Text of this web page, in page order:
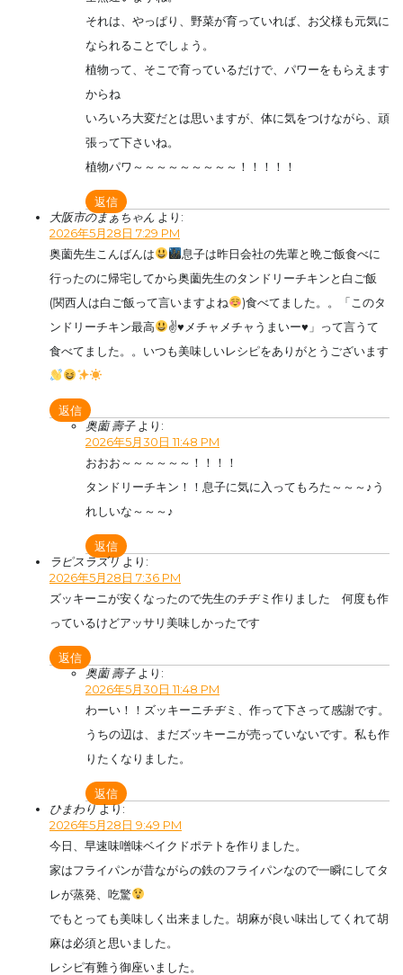
それは、やっぱり、野菜が育っていれば、お父様も元気に
なられることでしょう。
植物って、そこで育っているだけで、パワーをもらえます
からね
いろいろ大変だとは思いますが、体に気をつけながら、頑
張って下さいね。
植物パワ～～～～～～～～～！！！！！
返信
大阪市のまぁちゃん より:
2026年5月28日 7:29 PM
奥薗先生こんばんは
息子は昨日会社の先輩と晩ご飯食べに
行ったのに帰宅してから奥薗先生のタンドリーチキンと白ご飯
(関西人は白ご飯って言いますよね
)食べてました。。「このタ
ンドリーチキン最高
✌♥️ メチャメチャうまいー♥️ 」って言うて
食べてました。。いつも美味しいレシピをありがとうございます
返信
奥薗 壽子 より:
2026年5月30日 11:48 PM
おおお～～～～～～！！！！
タンドリーチキン！！息子に気に入ってもろた～～～♪う
れしいな～～～♪
返信
ラピスラズリ より:
2026年5月28日 7:36 PM
ズッキーニが安くなったので先生のチヂミ作りました 何度も作
っているけどアッサリ美味しかったです
返信
奥薗 壽子 より:
2026年5月30日 11:48 PM
わーい！！ズッキーニチヂミ、作って下さって感謝です。
うちの辺は、まだズッキーニが売っていないです。私も作
りたくなりました。
返信
ひまわりより:
2026年5月28日 9:49 PM
今日、早速味噌味ベイクドポテトを作りました。
家はフライパンが昔ながらの鉄のフライパンなので一瞬にしてタ
レが蒸発、吃驚
でもとっても美味しく出来ました。胡麻が良い味出してくれて胡
麻は必須と思いました。
レシピ有難う御座いました。